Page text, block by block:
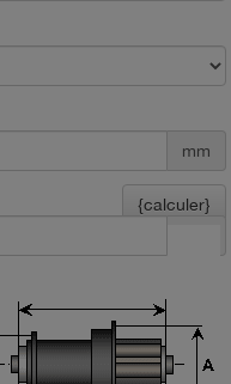
mm
{calculer}